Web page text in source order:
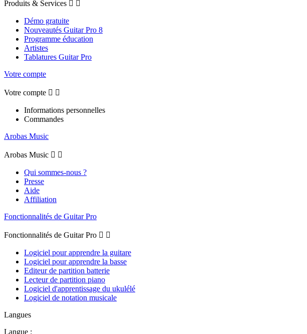
Produits & Services  
Démo gratuite
Nouveautés Guitar Pro 8
Programme éducation
Artistes
Tablatures Guitar Pro
Votre compte
Votre compte  
Informations personnelles
Commandes
Arobas Music
Arobas Music  
Qui sommes-nous ?
Presse
Aide
Affiliation
Fonctionnalités de Guitar Pro
Fonctionnalités de Guitar Pro  
Logiciel pour apprendre la guitare
Logiciel pour apprendre la basse
Editeur de partition batterie
Lecteur de partition piano
Logiciel d'apprentissage du ukulélé
Logiciel de notation musicale
Langues
Langue :